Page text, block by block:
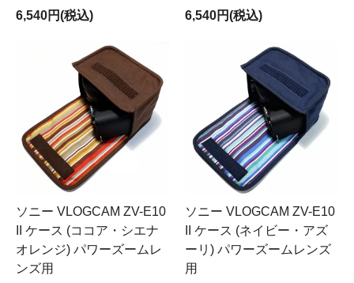
6,540円(税込)
6,540円(税込)
ソニー VLOGCAM ZV-E10
II ケース (ココア・シエナ
オレンジ) パワーズームレ
ンズ用
ソニー VLOGCAM ZV-E10
II ケース (ネイビー・アズ
ーリ) パワーズームレンズ
用